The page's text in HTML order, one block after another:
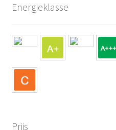
Energieklasse
Prijs